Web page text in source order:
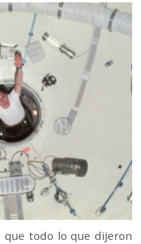
que todo lo que dijeron